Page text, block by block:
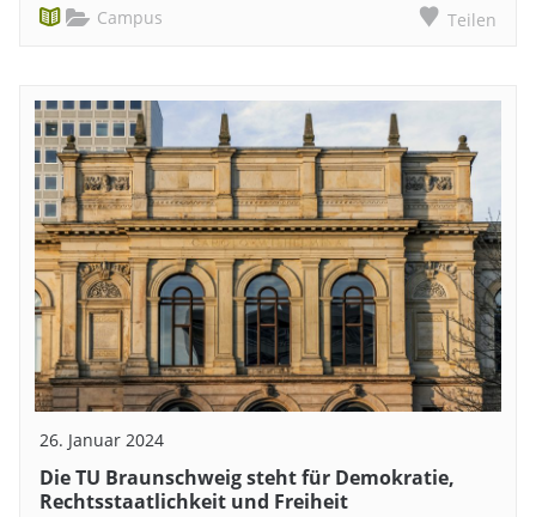
Campus Teilen
26. Januar 2024
Die TU Braunschweig steht für Demokratie,
Rechtsstaatlichkeit und Freiheit